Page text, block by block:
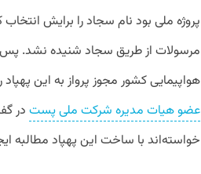
پروژه ملی بود نام سجاد را برایش
مرسولات از طریق سجاد شنیده نشد.
هواپیمایی کشور مجوز پرواز به این
عضو هیات مدیره شرکت ملی پستدر
خواسته‌اند با ساخت این پهپاد مطالبه